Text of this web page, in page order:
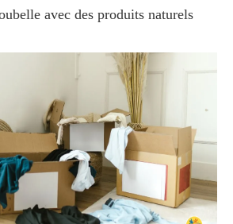
avec des produits naturels